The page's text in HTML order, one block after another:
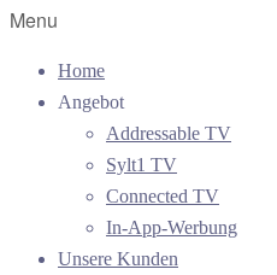
Menu
Home
Angebot
Addressable TV
Sylt1 TV
Connected TV
In-App-Werbung
Unsere Kunden